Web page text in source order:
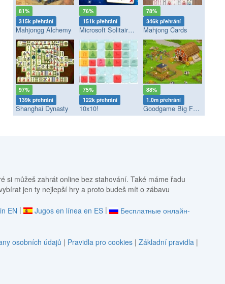
81%
315k přehrání
Mahjongg Alchemy
76%
151k přehrání
Microsoft Solitaire Collection
78%
346k přehrání
Mahjong Cards
97%
139k přehrání
Shanghai Dynasty
75%
122k přehrání
10x10!
88%
1.0m přehrání
Goodgame Big Farm
si můžeš zahrát online bez stahování. Také máme řadu
jen ty nejlepší hry a proto budeš mít o zábavu
EN | Jugos en línea en ES |
Бесплатные онлайн-
osobních údajů | Pravidla pro cookies| Základní pravidla|